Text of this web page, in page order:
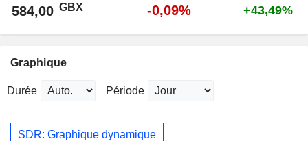
584,00 GBX -0,09% +43,49%
Graphique
Durée Période
SDR: Graphique dynamique